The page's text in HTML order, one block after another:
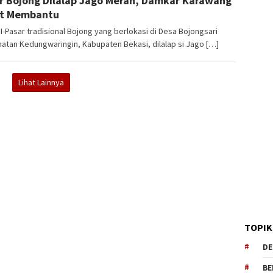
Membantu
Pasar tradisional Bojong yang berlokasi di Desa Bojongsari
Kedungwaringin, Kabupaten Bekasi, dilalap si Jago […]
Lihat Lainnya